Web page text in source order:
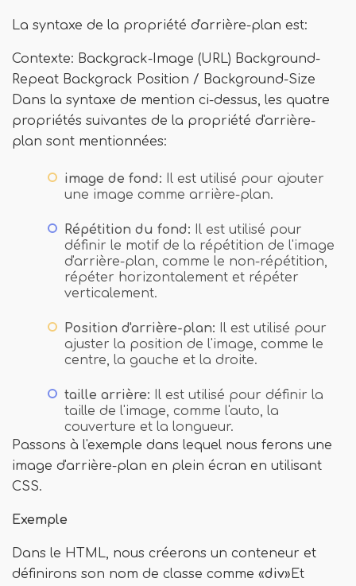
La syntaxe de la propriété d'arrière-plan est:
Contexte: Backgrack-Image (URL) Background-
Repeat Backgrack Position / Background-Size
Dans la syntaxe de mention ci-dessus, les quatre
propriétés suivantes de la propriété d'arrière-
plan sont mentionnées:
image de fond:
Il est utilisé pour ajouter
une image comme arrière-plan.
Répétition du fond:
Il est utilisé pour
définir le motif de la répétition de l'image
d'arrière-plan, comme le non-répétition,
répéter horizontalement et répéter
verticalement.
Position d'arrière-plan:
Il est utilisé pour
ajuster la position de l'image, comme le
centre, la gauche et la droite.
taille arrière:
Il est utilisé pour définir la
taille de l'image, comme l'auto, la
couverture et la longueur.
Passons à l'exemple dans lequel nous ferons une
image d'arrière-plan en plein écran en utilisant
CSS.
Exemple
Dans le HTML, nous créerons un conteneur et
définirons son nom de classe comme «div»Et